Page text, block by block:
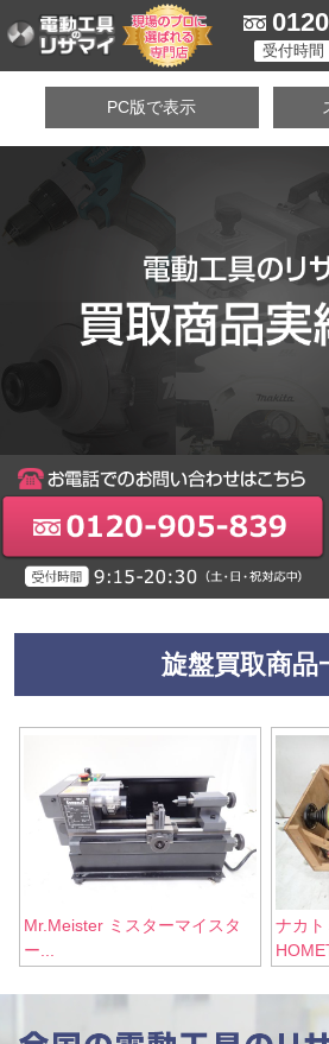
受付時間
PC版で表示
旋盤買取商品
Mr.Meister ミスターマイスタ
ー...
ナカ